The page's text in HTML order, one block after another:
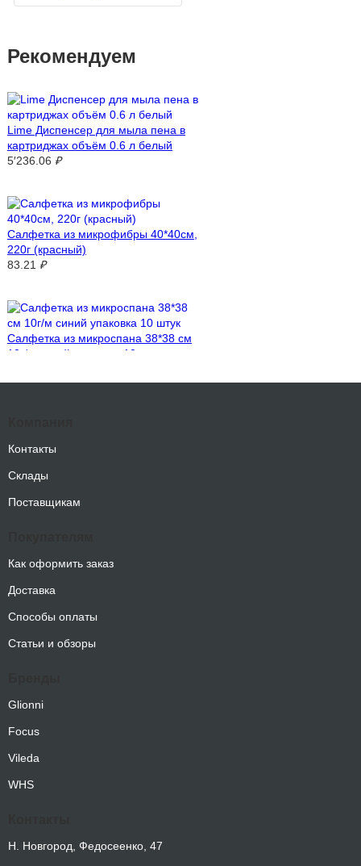
Рекомендуем
Lime Диспенсер для мыла пена в
картриджах объём 0.6 л белый
5′236.06 ₽
Салфетка из микрофибры 40*40см,
220г (красный)
83.21 ₽
Салфетка из микроспана 38*38 см
10г/м синий упаковка 10 штук
Контакты
Склады
Поставщикам
Как оформить заказ
Доставка
Способы оплаты
Статьи и обзоры
Glionni
Focus
Vileda
WHS
Н. Новгород, Федосеенко, 47